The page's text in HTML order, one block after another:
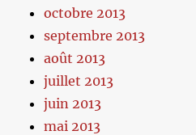
octobre 2013
septembre 2013
août 2013
juillet 2013
juin 2013
mai 2013